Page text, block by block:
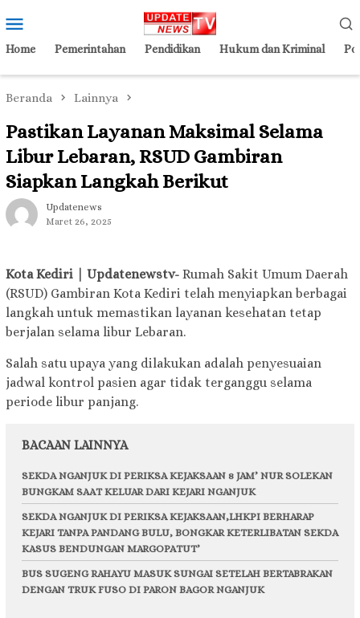
ke
kontenMobile
Home Pemerintahan Pendidikan Hukum dan Kriminal
Beranda Lainnya
Pastikan Layanan Maksimal Selama
Libur Lebaran, RSUD Gambiran
Siapkan Langkah Berikut
Updatenews
Maret 26, 2025
Kota Kediri | Updatenewstv- Rumah Sakit Umum Daerah
(RSUD) Gambiran Kota Kediri telah menyiapkan berbagai
langkah untuk memastikan layanan kesehatan tetap
berjalan selama libur Lebaran.
Salah satu upaya yang dilakukan adalah penyesuaian
jadwal kontrol pasien agar tidak terganggu selama
periode libur panjang.
BACAAN LAINNYA
SEKDA NGANJUK DI PERIKSA KEJAKSAAN 8 JAM’ NUR SOLEKAN
BUNGKAM SAAT KELUAR DARI KEJARI NGANJUK
SEKDA NGANJUK DI PERIKSA KEJAKSAAN,LHKPI BERHARAP
KEJARI TANPA PANDANG BULU, BONGKAR KETERLIBATAN SEKDA
KASUS BENDUNGAN MARGOPATUT’
BUS SUGENG RAHAYU MASUK SUNGAI SETELAH BERTABRAKAN
DENGAN TRUK FUSO DI PARON BAGOR NGANJUK